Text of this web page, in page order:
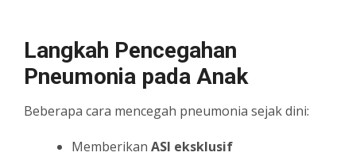
Langkah Pencegahan
Pneumonia pada Anak
Beberapa cara mencegah pneumonia sejak dini:
Memberikan ASI eksklusif